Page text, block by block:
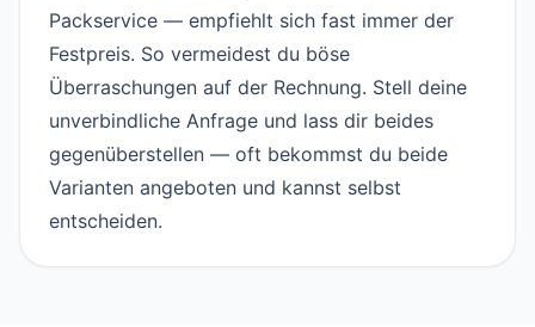
Packservice — empfiehlt sich fast immer der
Festpreis. So vermeidest du böse
Überraschungen auf der Rechnung. Stell deine
unverbindliche Anfrage und lass dir beides
gegenüberstellen — oft bekommst du beide
Varianten angeboten und kannst selbst
entscheiden.